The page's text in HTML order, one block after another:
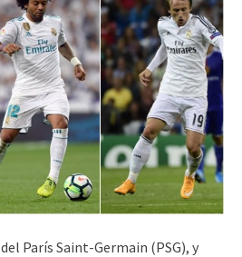
París Saint-Germain (PSG), y